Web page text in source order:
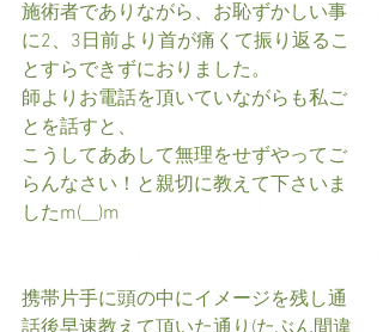
施術者でありながら、お恥ずかしい事
に2、3日前より首が痛くて振り返るこ
とすらできずにおりました。
師よりお電話を頂いていながらも私ご
とを話すと、
こうしてああして無理をせずやってご
らんなさい！と親切に教えて下さいま
したm(__)m
携帯片手に頭の中にイメージを残し通